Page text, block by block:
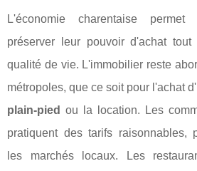
L'économie charentaise
préserver leur pouvoir d'achat
qualité de vie. L'immobilier reste
métropoles, que ce soit pour l'achat
plain-pied ou la location. Les
pratiquent des tarifs raisonnables,
les marchés locaux. Les